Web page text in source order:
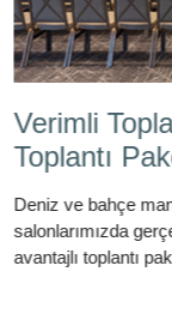
Bisikletle
Keşfedin
Bisikletle Bölge